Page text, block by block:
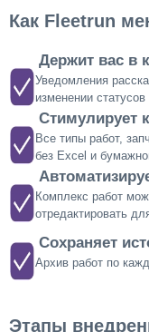
Как Fleetrun
Держит вас в
Уведомления
изменении
Стимулирует
Все типы работ,
без Excel и
Комплекс работ
отредактировать
Сохраняет
Архив работ по
Этапы